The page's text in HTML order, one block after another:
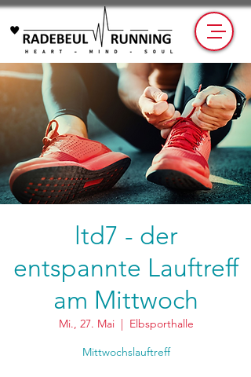
ltd7 - der
entspannte Lauftreff
am Mittwoch
Mi., 27. Mai
  |
Elbsporthalle
Mittwochslauftreff